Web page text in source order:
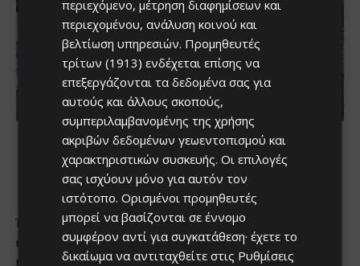
περιεχόμενο, μέτρηση διαφημίσεων και
περιεχομένου, ανάλυση κοινού και
βελτίωση υπηρεσιών. Προμηθευτές
τρίτων (1913) ενδέχεται επίσης να
επεξεργάζονται τα δεδομένα σας για
αυτούς και άλλους σκοπούς,
συμπεριλαμβανομένης της χρήσης
ακριβών δεδομένων γεωεντοπισμού και
χαρακτηριστικών συσκευής. Οι επιλογές
σας ισχύουν μόνο για αυτόν τον
ιστότοπο. Ορισμένοι προμηθευτές
μπορεί να βασίζονται σε έννομο
συμφέρον αντί για συγκατάθεση· έχετε το
δικαίωμα να αντιταχθείτε στις Ρυθμίσεις